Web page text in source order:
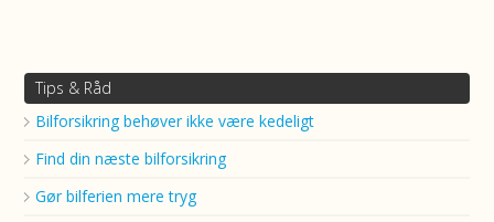
Tips & Råd
Bilforsikring behøver ikke være kedeligt
Find din næste bilforsikring
Gør bilferien mere tryg